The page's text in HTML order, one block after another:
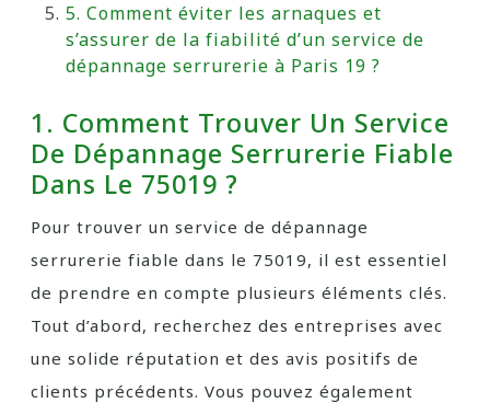
5. Comment éviter les arnaques et
s’assurer de la fiabilité d’un service de
dépannage serrurerie à Paris 19 ?
1. Comment Trouver Un Service
De Dépannage Serrurerie Fiable
Dans Le 75019 ?
Pour trouver un service de dépannage
serrurerie fiable dans le 75019, il est essentiel
de prendre en compte plusieurs éléments clés.
Tout d’abord, recherchez des entreprises avec
une solide réputation et des avis positifs de
clients précédents. Vous pouvez également